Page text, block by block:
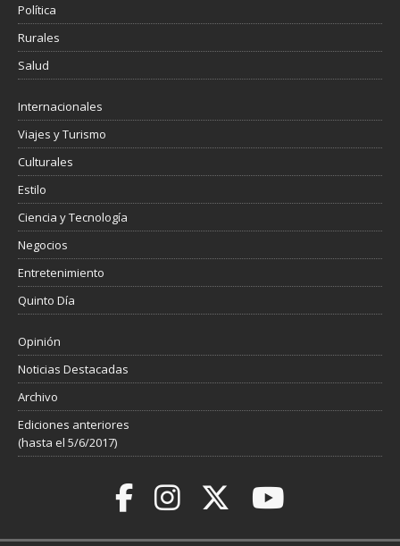
Política
Rurales
Salud
Internacionales
Viajes y Turismo
Culturales
Estilo
Ciencia y Tecnología
Negocios
Entretenimiento
Quinto Día
Opinión
Noticias Destacadas
Archivo
Ediciones anteriores
(hasta el 5/6/2017)